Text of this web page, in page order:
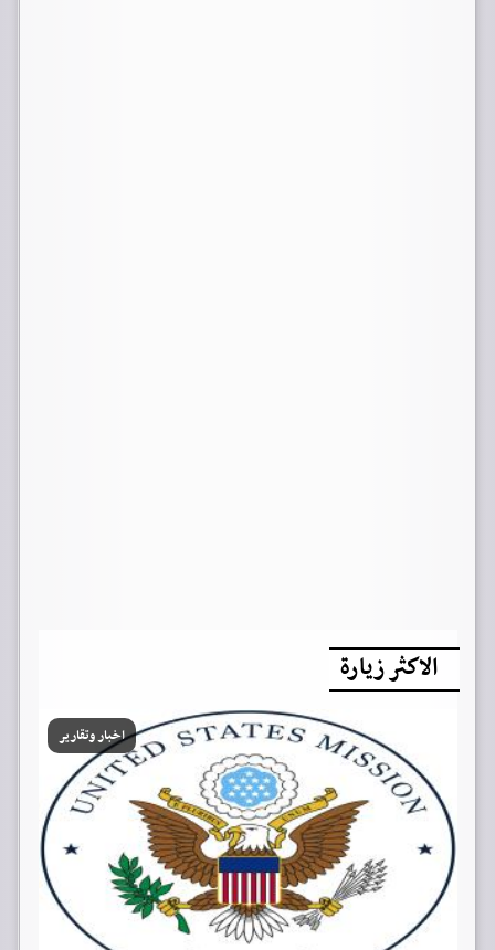
الاكثر زيارة
اخبار وتقارير